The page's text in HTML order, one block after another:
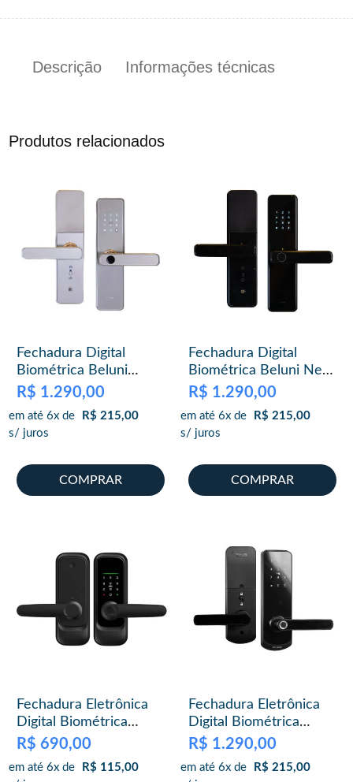
Descrição Informações técnicas
Produtos relacionados
Fechadura Digital
Biométrica Beluni
Capri 2 Smart TTLock
R$ 1.290,00
em até 6x de R$ 215,00
s/ juros
COMPRAR
Fechadura Digital
Biométrica Beluni Nero
2 Smart TTLock 424
R$ 1.290,00
em até 6x de R$ 215,00
s/ juros
COMPRAR
Fechadura Eletrônica
Digital Biométrica
Beluni Black Smart
R$ 690,00
em até 6x de R$ 115,00
Fechadura Eletrônica
Digital Biométrica
Beluni Black 367 Smart
R$ 1.290,00
em até 6x de R$ 215,00